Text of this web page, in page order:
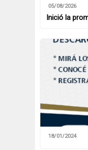
05/08/2026
Inició la
18/01/2024